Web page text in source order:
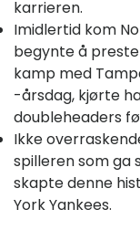
karrieren.
Imidlertid kom
begynte å
kamp med
-årsdag, kjørte
doubleheaders
Ikke
spilleren som ga
skapte denne
York Yankees.